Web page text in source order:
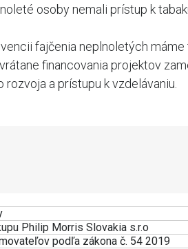
osoby nemali prístup k
fajčenia neplnoletých
financovania projektov
rozvoja a prístupu k vzdelávaniu.
Philip Morris Slovakia s.r.o
podľa zákona č. 54 2019